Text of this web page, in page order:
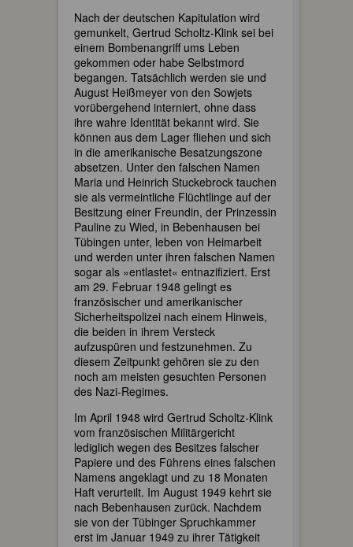
Nach der deutschen Kapitulation wird
gemunkelt, Gertrud Scholtz-Klink sei bei
einem Bombenangriff ums Leben
gekommen oder habe Selbstmord
begangen. Tatsächlich werden sie und
August Heißmeyer von den Sowjets
vorübergehend interniert, ohne dass
ihre wahre Identität bekannt wird. Sie
können aus dem Lager fliehen und sich
in die amerikanische Besatzungszone
absetzen. Unter den falschen Namen
Maria und Heinrich Stuckebrock tauchen
sie als vermeintliche Flüchtlinge auf der
Besitzung einer Freundin, der Prinzessin
Pauline zu Wied, in Bebenhausen bei
Tübingen unter, leben von Heimarbeit
und werden unter ihren falschen Namen
sogar als »entlastet« entnazifiziert. Erst
am 29. Februar 1948 gelingt es
französischer und amerikanischer
Sicherheitspolizei nach einem Hinweis,
die beiden in ihrem Versteck
aufzuspüren und festzunehmen. Zu
diesem Zeitpunkt gehören sie zu den
noch am meisten gesuchten Personen
des Nazi-Regimes.
Im April 1948 wird Gertrud Scholtz-Klink
vom französischen Militärgericht
lediglich wegen des Besitzes falscher
Papiere und des Führens eines falschen
Namens angeklagt und zu 18 Monaten
Haft verurteilt. Im August 1949 kehrt sie
nach Bebenhausen zurück. Nachdem
sie von der Tübinger Spruchkammer
erst im Januar 1949 zu ihrer Tätigkeit